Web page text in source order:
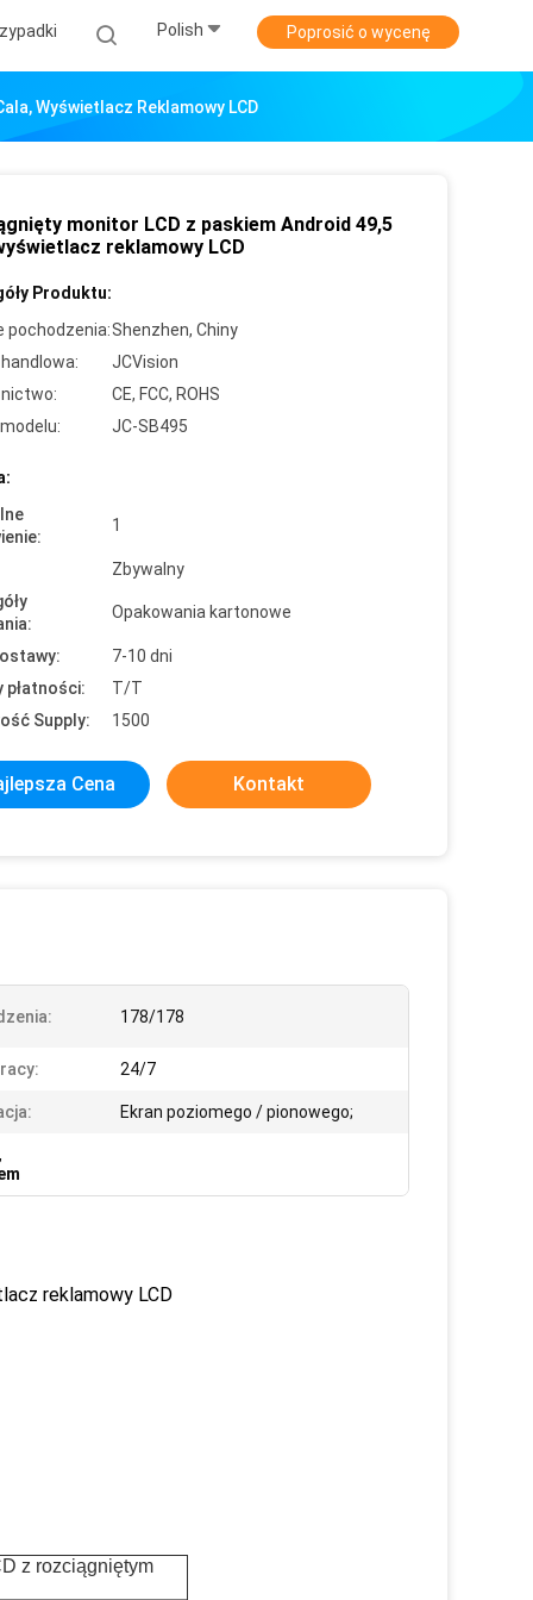
Polish Poprosić o wycenę
Wyświetlacz Reklamowy LCD
monitor LCD z paskiem Android 49,5
reklamowy LCD
Produktu:
pochodzenia:Shenzhen, Chiny
JCVision
CE, FCC, ROHS
JC-SB495
1
Zbywalny
Opakowania kartonowe
7-10 dni
płatności:
T/T
Supply:
1500
Cena Kontakt
178/178
24/7
Ekran poziomego / pionowego;
,
reklamowy LCD
z rozciągniętym